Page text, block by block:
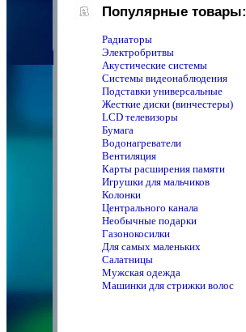
Популярные товары:
Радиаторы
Электробритвы
Акустические системы
Системы видеонаблюдения
Подставки универсальные
Жесткие диски (винчестеры)
LCD телевизоры
Бумага
Водонагреватели
Вентиляция
Карты расширения памяти
Игрушки для мальчиков
Колонки
Центрального канала
Необычные подарки
Газонокосилки
Для самых маленьких
Салатницы
Мужская одежда
Машинки для стрижки волос